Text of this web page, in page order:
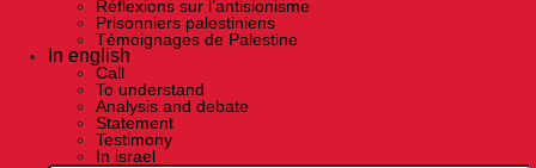
Réflexions sur l’antisionisme
Prisonniers palestiniens
Témoignages de Palestine
In english
Call
To understand
Analysis and debate
Statement
Testimony
In israel